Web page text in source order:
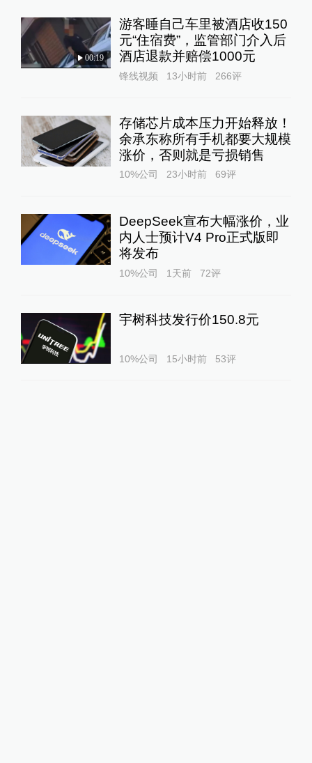
00:19
游客睡自己车里被酒店收150
元“住宿费”，监管部门介入后
酒店退款并赔偿1000元
锋线视频 13小时前 266评
存储芯片成本压力开始释放！
余承东称所有手机都要大规模
涨价，否则就是亏损销售
10%公司 23小时前 69评
DeepSeek宣布大幅涨价，业
内人士预计V4 Pro正式版即
将发布
10%公司 1天前 72评
宇树科技发行价150.8元
10%公司 15小时前 53评